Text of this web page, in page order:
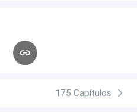
175 Capítulos